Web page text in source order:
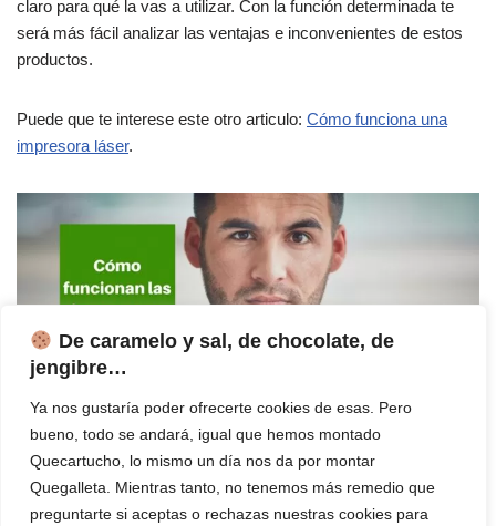
De caramelo y sal, de chocolate, de
jengibre…
Ya nos gustaría poder ofrecerte cookies de esas. Pero
bueno, todo se andará, igual que hemos montado
Quecartucho, lo mismo un día nos da por montar
Quegalleta. Mientras tanto, no tenemos más remedio que
preguntarte si aceptas o rechazas nuestras cookies para
claro para qué la vas a utilizar. Con la función determinada te
será más fácil analizar las ventajas e inconvenientes de estos
productos.
Puede que te interese este otro articulo: Cómo funciona una
impresora láser.
Impresora de tinta o impresora láser: ¿Cuál elegir?